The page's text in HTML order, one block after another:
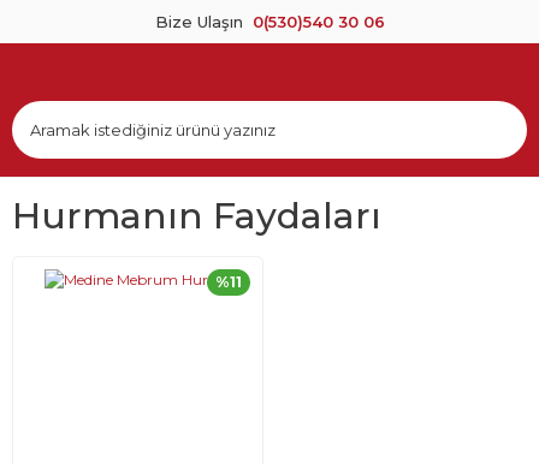
Bize Ulaşın 0(530)540 30 06
Hurmanın Faydaları
%11